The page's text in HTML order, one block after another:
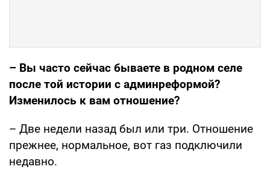
– Вы часто сейчас бываете в родном селе
после той истории с админреформой?
Изменилось к вам отношение?
– Две недели назад был или три. Отношение
прежнее, нормальное, вот газ подключили
недавно.